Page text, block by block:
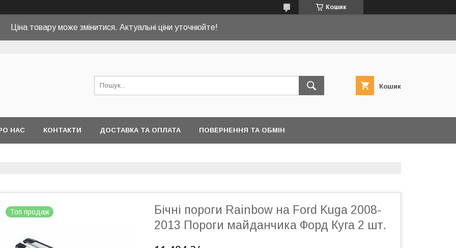
Кошик
Ціна товару може змінитися. Актуальні ціни уточнюйте!
Кошик
НАС КОНТАКТИ ДОСТАВКА ТА ОПЛАТА ПОВЕРНЕННЯ ТА ОБМІН
Топ продаж
Бічні пороги Rainbow на Ford Kuga 2008-
2013 Пороги майданчика Форд Куга 2 шт.